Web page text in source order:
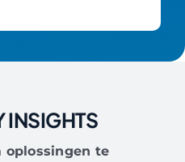
INSIGHTS
oplossingen te